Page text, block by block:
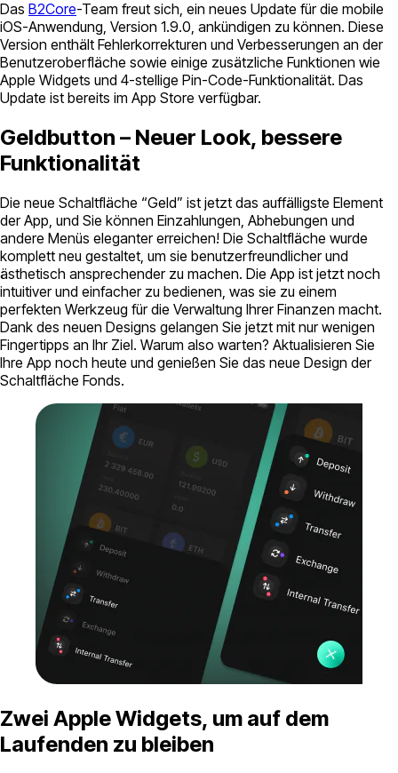
Das B2Core-Team freut sich, ein neues Update für die mobile
iOS-Anwendung, Version 1.9.0, ankündigen zu können. Diese
Version enthält Fehlerkorrekturen und Verbesserungen an der
Benutzeroberfläche sowie einige zusätzliche Funktionen wie
Apple Widgets und 4-stellige Pin-Code-Funktionalität. Das
Update ist bereits im App Store verfügbar.
Geldbutton – Neuer Look, bessere
Funktionalität
Die neue Schaltfläche “Geld” ist jetzt das auffälligste Element
der App, und Sie können Einzahlungen, Abhebungen und
andere Menüs eleganter erreichen! Die Schaltfläche wurde
komplett neu gestaltet, um sie benutzerfreundlicher und
ästhetisch ansprechender zu machen. Die App ist jetzt noch
intuitiver und einfacher zu bedienen, was sie zu einem
perfekten Werkzeug für die Verwaltung Ihrer Finanzen macht.
Dank des neuen Designs gelangen Sie jetzt mit nur wenigen
Fingertipps an Ihr Ziel. Warum also warten? Aktualisieren Sie
Ihre App noch heute und genießen Sie das neue Design der
Schaltfläche Fonds.
Zwei Apple Widgets, um auf dem
Laufenden zu bleiben